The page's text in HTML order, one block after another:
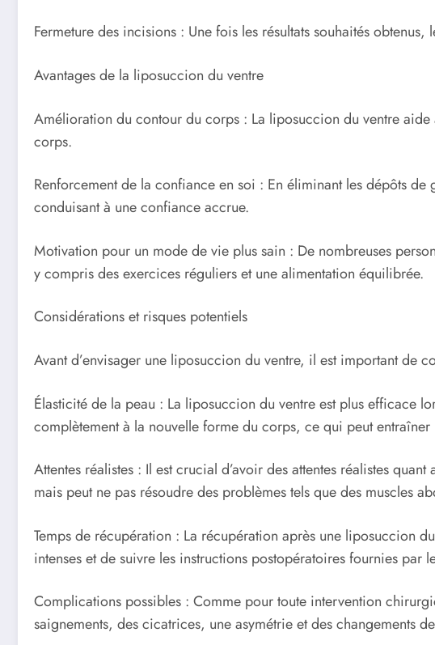
Fermeture des incisions : Une fois les résultats souhaités
Avantages de la liposuccion du ventre
Amélioration du contour du corps : La liposuccion du ventre
corps.
Renforcement de la confiance en soi : En éliminant les dépôts
conduisant à une confiance accrue.
Motivation pour un mode de vie plus sain : De nombreuses
y compris des exercices réguliers et une alimentation équilibrée.
Considérations et risques potentiels
Avant d’envisager une liposuccion du ventre, il est important de
Élasticité de la peau : La liposuccion du ventre est plus efficace
complètement à la nouvelle forme du corps, ce qui peut entraîner
Attentes réalistes : Il est crucial d’avoir des attentes réalistes
mais peut ne pas résoudre des problèmes tels que des muscles
Temps de récupération : La récupération après une liposuccion
intenses et de suivre les instructions postopératoires fournies par
Complications possibles : Comme pour toute intervention
saignements, des cicatrices, une asymétrie et des changements